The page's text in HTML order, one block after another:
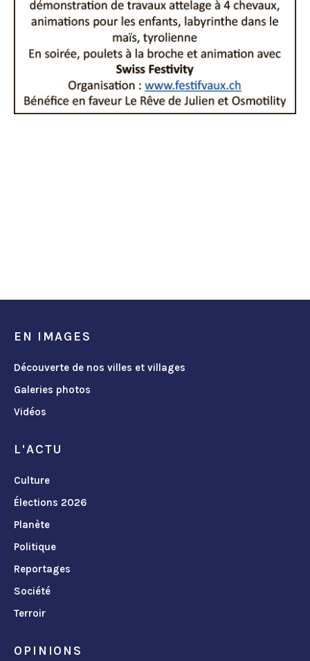
EN IMAGES
Découverte de nos villes et villages
Galeries photos
Vidéos
L'ACTU
Culture
Élections 2026
Planète
Politique
Reportages
Société
Terroir
OPINIONS